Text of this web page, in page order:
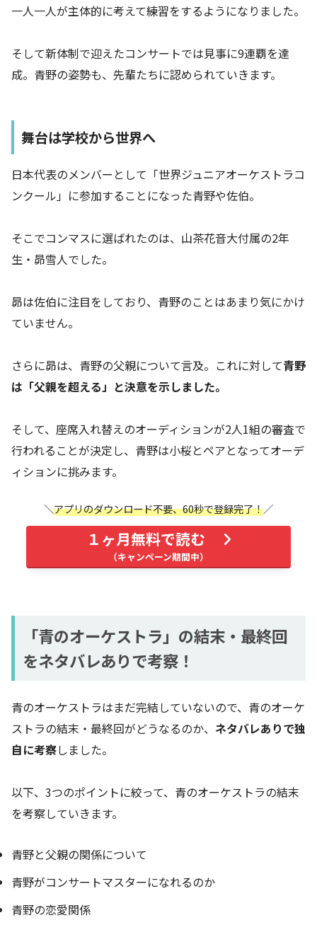
一人一人が主体的に考えて練習をするようになりました。
そして新体制で迎えたコンサートでは見事に9連覇を達
成。青野の姿勢も、先輩たちに認められていきます。
舞台は学校から世界へ
日本代表のメンバーとして「世界ジュニアオーケストラコ
ンクール」に参加することになった青野や佐伯。
そこでコンマスに選ばれたのは、山茶花音大付属の2年
生・昴雪人でした。
昴は佐伯に注目をしており、青野のことはあまり気にかけ
ていません。
さらに昴は、青野の父親について言及。これに対して青野
は「父親を超える」と決意を示しました。
そして、座席入れ替えのオーディションが2人1組の審査で
行われることが決定し、青野は小桜とペアとなってオーデ
ィションに挑みます。
アプリのダウンロード不要、60秒で登録完了！
１ヶ月無料で読む
「青のオーケストラ」の結末・最終回
をネタバレありで考察！
青のオーケストラはまだ完結していないので、青のオーケ
ストラの結末・最終回がどうなるのか、 ネタバレありで独
自に考察しました。
以下、3つのポイントに絞って、青のオーケストラの結末
を考察していきます。
青野と父親の関係について
青野がコンサートマスターになれるのか
青野の恋愛関係